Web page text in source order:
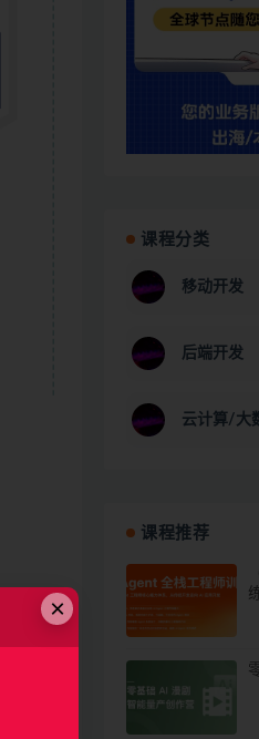
课程分类
移动开发
后端开发
云计算/大
课程推荐
×